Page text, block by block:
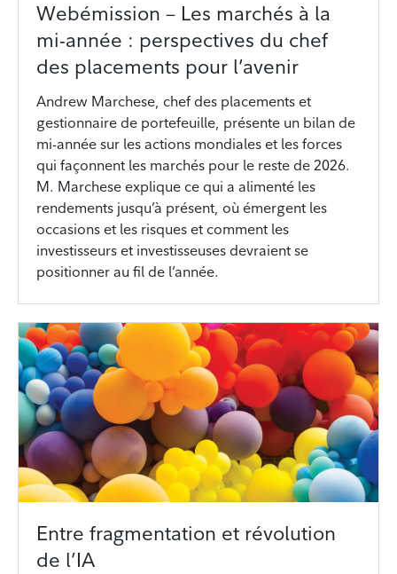
Webémission – Les marchés à la
mi-année : perspectives du chef
des placements pour l’avenir
Andrew Marchese, chef des placements et
gestionnaire de portefeuille, présente un bilan de
mi-année sur les actions mondiales et les forces
qui façonnent les marchés pour le reste de 2026.
M. Marchese explique ce qui a alimenté les
rendements jusqu’à présent, où émergent les
occasions et les risques et comment les
investisseurs et investisseuses devraient se
positionner au fil de l’année.
Entre fragmentation et révolution
de l’IA